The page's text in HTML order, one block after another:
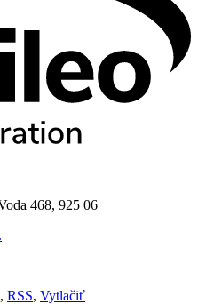
468, 925 06
, RSS, Vytlačiť